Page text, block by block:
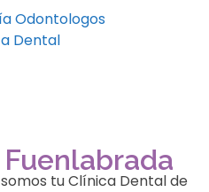
tu Clínica Dental de